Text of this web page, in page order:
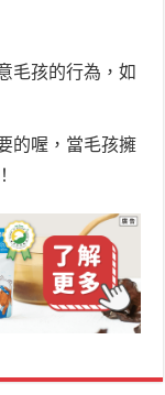
毛孩的行為，如
的喔，當毛孩擁